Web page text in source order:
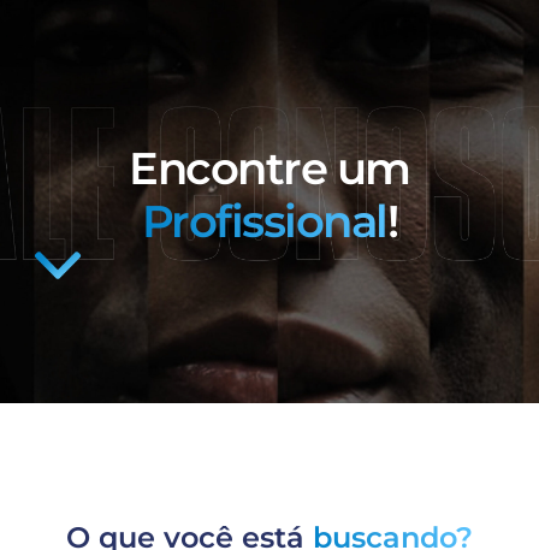
Encontre um
Profissional!
O que você está buscando?